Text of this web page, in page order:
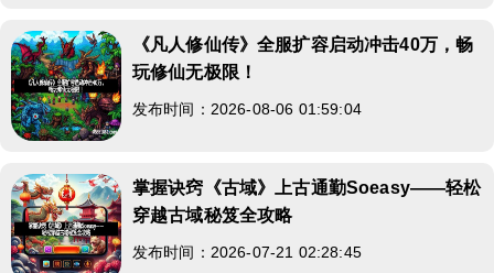
《凡人修仙传》全服扩容启动冲击40万，畅
玩修仙无极限！
发布时间：2026-08-06 01:59:04
掌握诀窍《古域》上古通勤Soeasy——轻松
穿越古域秘笈全攻略
发布时间：2026-07-21 02:28:45